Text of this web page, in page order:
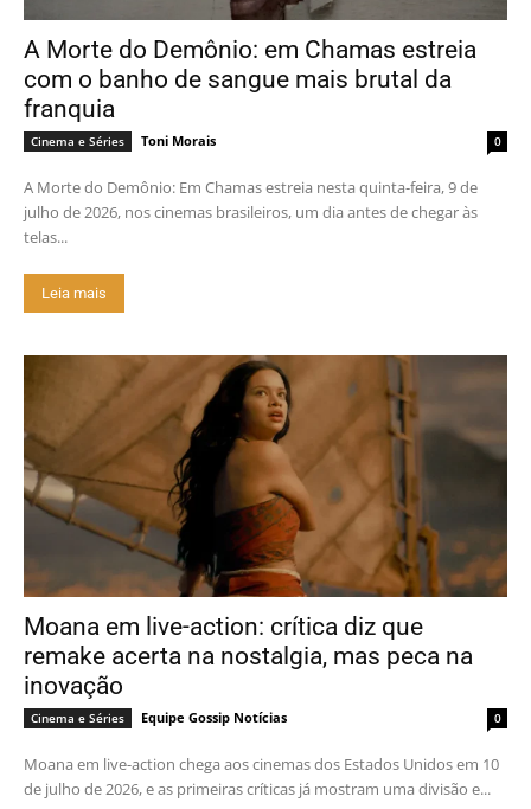
A Morte do Demônio: em Chamas estreia
com o banho de sangue mais brutal da
franquia
Cinema e Séries Toni Morais 0
A Morte do Demônio: Em Chamas estreia nesta quinta-feira, 9 de
julho de 2026, nos cinemas brasileiros, um dia antes de chegar às
telas...
Leia mais
Moana em live-action: crítica diz que
remake acerta na nostalgia, mas peca na
inovação
Cinema e Séries Equipe Gossip Notícias 0
Moana em live-action chega aos cinemas dos Estados Unidos em 10
de julho de 2026, e as primeiras críticas já mostram uma divisão e...